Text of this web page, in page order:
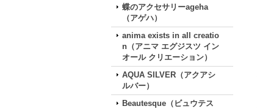
蝶のアクセサリーageha
（アゲハ）
anima exists in all creatio
n（アニマ エグジスツ イン
オール クリエーション）
AQUA SILVER（アクアシ
ルバー）
Beautesque（ビュウテス